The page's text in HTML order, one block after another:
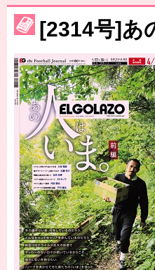
［3214号］WEST制覇
［3216号］行く末占うラスト
［3217号］最高の景色へ出国
［3218号］WEEKLY EG
［3219号］特別な覇者へ 大逆
［3220号］伝説の王者、黄金の
[2314号]あ